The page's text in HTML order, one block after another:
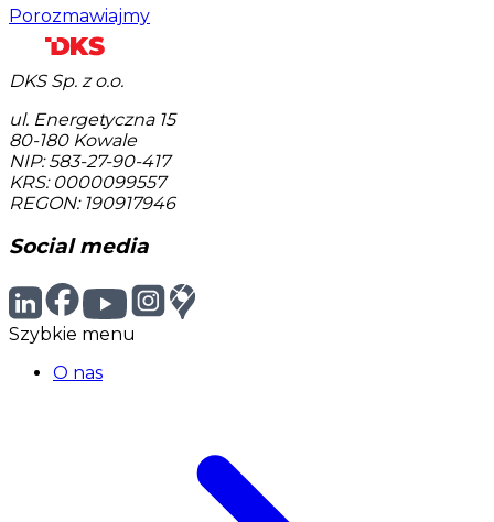
Porozmawiajmy
DKS Sp. z o.o.
ul. Energetyczna 15
80-180 Kowale
NIP: 583-27-90-417
KRS: 0000099557
REGON: 190917946
Social media
Szybkie menu
O nas